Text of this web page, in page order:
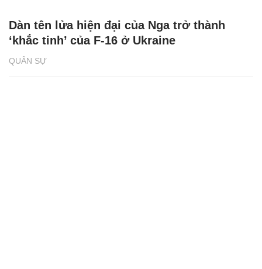
QUÂN SỰ
Dàn tên lửa hiện đại của Nga trở thành
‘khắc tinh’ của F-16 ở Ukraine